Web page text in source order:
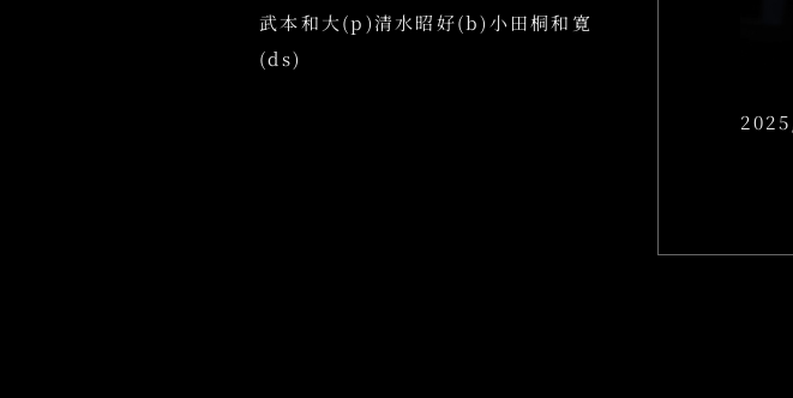
武本和大(p)清水昭好(b)小田桐和寛
(ds)